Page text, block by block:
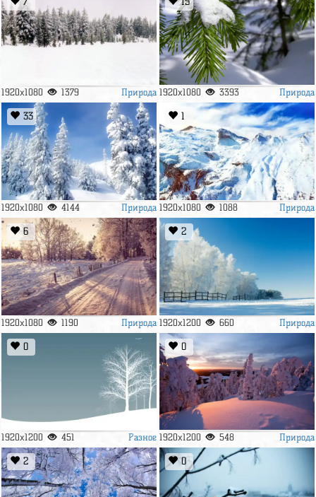
1920x1080 1379 Природа 1920x1080 3393 Природа
33
1920x1080 4144 Природа
1
1920x1080 1088 Природа
6
1920x1080 1190 Природа
2
1920x1200 660 Природа
0
1920x1200 451 Разное
0
1920x1200 548 Природа
2 0